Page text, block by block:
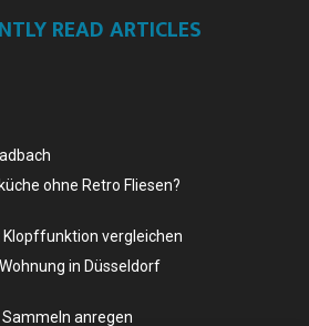
READ ARTICLES
ohne Retro Fliesen?
vergleichen
in Düsseldorf
anregen